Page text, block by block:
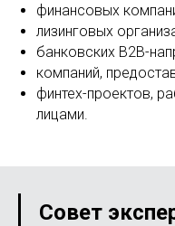
финансовых
лизинговых
банковских B2B-
компаний,
финтех-проектов,
лицами.
Совет